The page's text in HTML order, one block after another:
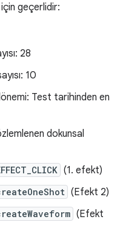
geçerlidir:
28
10
Test tarihinden en
dokunsal
(1. efekt)
(Efekt 2)
(Efekt